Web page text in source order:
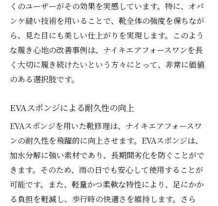
くのユーザーがその効果を実感しています。特に、オパ
ンケ縫い技術を用いることで、靴全体の強度を保ちなが
ら、見た目にも美しい仕上がりを実現します。このよう
な履き心地の改善事例は、ナイキエアフォースワンを長
く大切に履き続けたいという方々にとって、非常に価値
のある選択肢です。
EVAスポンジによる耐久性の向上
EVAスポンジを用いた靴修理は、ナイキエアフォースワ
ンの耐久性を飛躍的に向上させます。EVAスポンジは、
加水分解に強い素材であり、長期間劣化を防ぐことがで
きます。そのため、雨の日でも安心して使用することが
可能です。また、軽量かつ柔軟な特性により、足にかか
る負担を軽減し、歩行時の快適さを維持します。さら